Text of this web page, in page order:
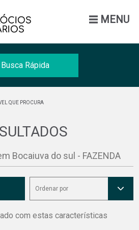
MENU
Busca Rápida
QUE PROCURA
Bocaiuva do sul - FAZENDA
Ordenar por
com estas características